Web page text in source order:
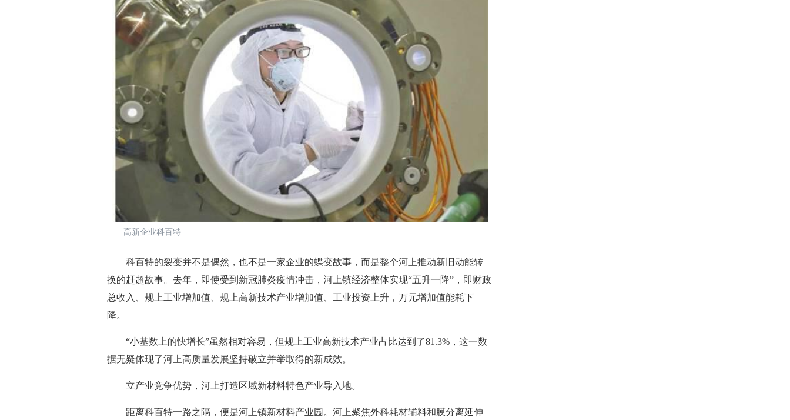
高新企业科百特
科百特的裂变并不是偶然，也不是一家企业的蝶变故事，而是整个河上推动新旧动能转
换的赶超故事。去年，即使受到新冠肺炎疫情冲击，河上镇经济整体实现“五升一降”，即财政
总收入、规上工业增加值、规上高新技术产业增加值、工业投资上升，万元增加值能耗下
降。
“小基数上的快增长”虽然相对容易，但规上工业高新技术产业占比达到了81.3%，这一数
据无疑体现了河上高质量发展坚持破立并举取得的新成效。
立产业竞争优势，河上打造区域新材料特色产业导入地。
距离科百特一路之隔，便是河上镇新材料产业园。河上聚焦外科耗材辅料和膜分离延伸